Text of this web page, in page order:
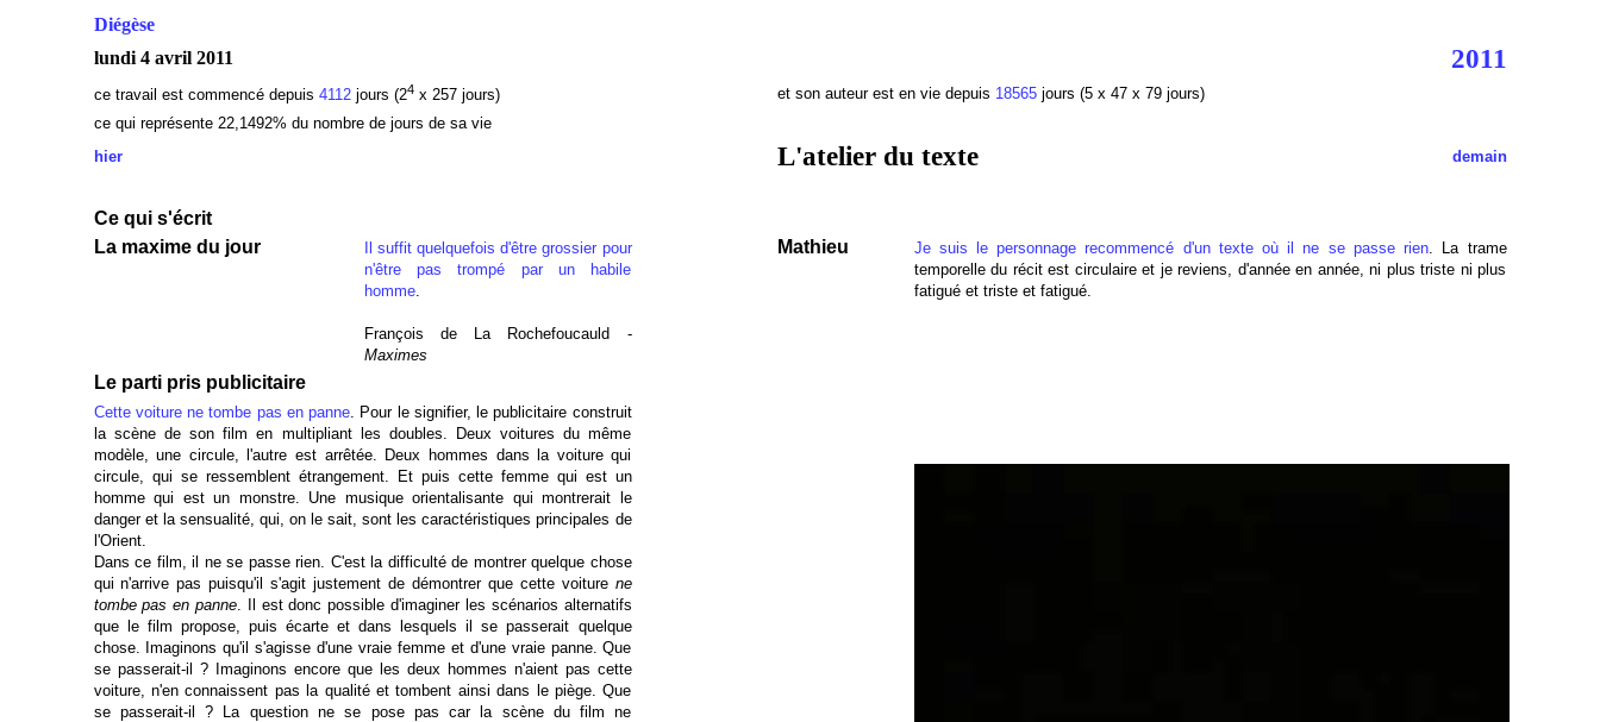
Diégèse
lundi 4 avril 2011
2011
ce travail est commencé depuis 4112 jours (24x 257 jours) et son auteur est en vie depuis 18565jours (5 x 47 x 79 jours)
ce qui représente 22,1492% du nombre de jours de sa vie
hier
L'atelier du texte demain
Ce qui s'écrit
La maxime du jour
Il suffit quelquefois d'être grossier pour
n'être pas trompé par un habile
homme.
François de La Rochefoucauld -
Maximes
Mathieu Je suis le personnage recommencé d'un texte où il ne se passe rien. La trame
temporelle du récit est circulaire et je reviens, d'année en année, ni plus triste ni plus
fatigué et triste et fatigué.
Le parti pris publicitaire
Cette voiture ne tombe pas en panne. Pour le signifier, le publicitaire construit
la scène de son film en multipliant les doubles. Deux voitures du même
modèle, une circule, l'autre est arrêtée. Deux hommes dans la voiture qui
circule, qui se ressemblent étrangement. Et puis cette femme qui est un
homme qui est un monstre. Une musique orientalisante qui montrerait le
danger et la sensualité, qui, on le sait, sont les caractéristiques principales de
l'Orient.
Dans ce film, il ne se passe rien. C'est la difficulté de montrer quelque chose
qui n'arrive pas puisqu'il s'agit justement de démontrer que cette voiture ne
tombe pas en panne. Il est donc possible d'imaginer les scénarios alternatifs
que le film propose, puis écarte et dans lesquels il se passerait quelque
chose. Imaginons qu'il s'agisse d'une vraie femme et d'une vraie panne. Que
se passerait-il ? Imaginons encore que les deux hommes n'aient pas cette
voiture, n'en connaissent pas la qualité et tombent ainsi dans le piège. Que
se passerait-il ? La question ne se pose pas car la scène du film ne